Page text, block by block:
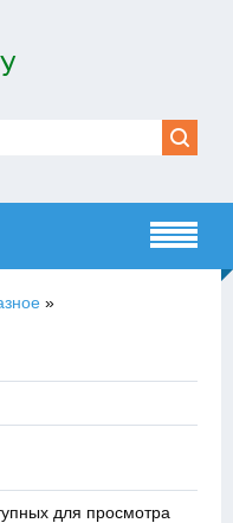
»
для просмотра